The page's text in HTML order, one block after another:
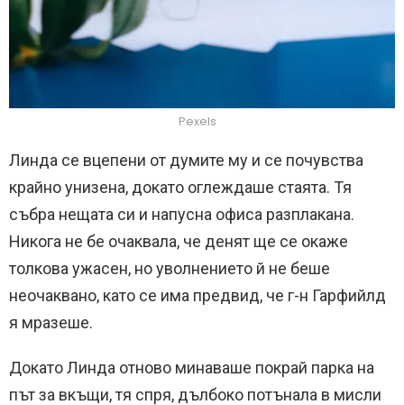
Pexels
Линда се вцепени от думите му и се почувства
крайно унизена, докато оглеждаше стаята. Тя
събра нещата си и напусна офиса разплакана.
Никога не бе очаквала, че денят ще се окаже
толкова ужасен, но уволнението й не беше
неочаквано, като се има предвид, че г-н Гарфийлд
я мразеше.
Докато Линда отново минаваше покрай парка на
път за вкъщи, тя спря, дълбоко потънала в мисли